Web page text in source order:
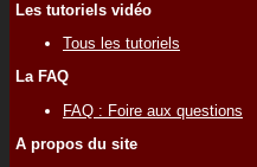
Les tutoriels vidéo
Tous les tutoriels
La FAQ
FAQ : Foire aux questions
A propos du site